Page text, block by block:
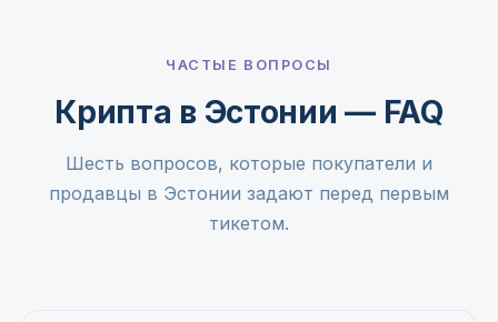
ЧАСТЫЕ ВОПРОСЫ
Крипта в Эстонии — FAQ
Шесть вопросов, которые покупатели и
продавцы в Эстонии задают перед первым
тикетом.